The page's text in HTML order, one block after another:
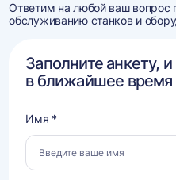
Ответим на любой ваш вопрос
обслуживанию станков и
Заполните анкету,
в ближайшее время
Имя *